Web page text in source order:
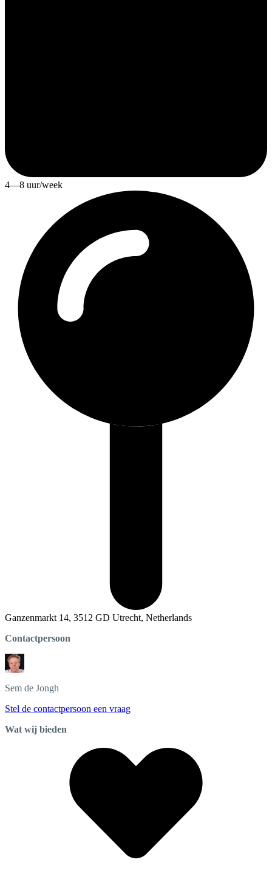
4—8 uur/week
Ganzenmarkt 14, 3512 GD Utrecht, Netherlands
Contactpersoon
Sem de Jongh
Stel de contactpersoon een vraag
Wat wij bieden